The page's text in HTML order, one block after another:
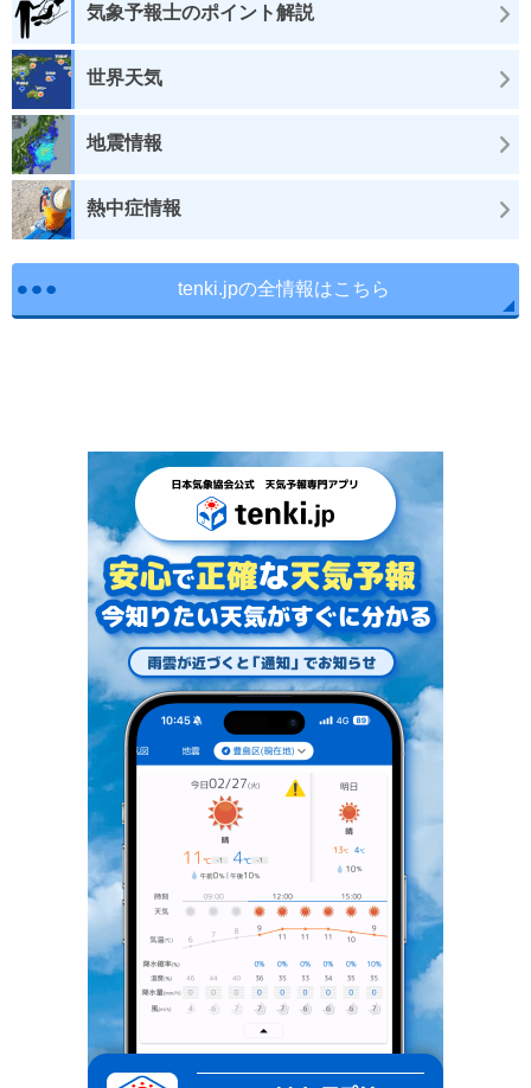
気象予報士のポイント解説
世界天気
地震情報
熱中症情報
tenki.jpの全情報はこちら